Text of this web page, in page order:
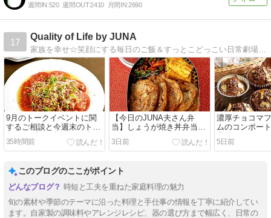
週間IN:520 週間OUT:2410 月間IN:2690
17
Quality of Life by JUNA
9月のトークイベントに関
するご相談と今週末のトー
クライブのお知らせ／冷や
しトマトのオニオンベーコ
35時間前
【今日のJUNA夫さん弁
当】しょうが焼き丼弁当／
スノービューティー2026と
やっとお迎えしたもの／塩
3日前
濃厚チョコマ
ムのコンポー
私用のおやつ
5日前
このブログのここがポイント
時短と工夫を重ねた家庭料理の魅力
旬の素材や季節のテーマに沿った料理と手仕事の情報を丁寧に紹介してい
ます。自家製の調味料やアレンジレシピ、器の選び方まで幅広く、日常の